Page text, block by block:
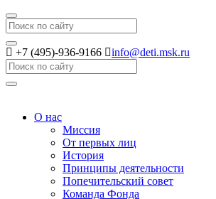
Search
+7 (495)-936-9166 info@deti.msk.ru
Search
О нас
Миссия
От первых лиц
История
Принципы деятельности
Попечительский совет
Команда Фонда